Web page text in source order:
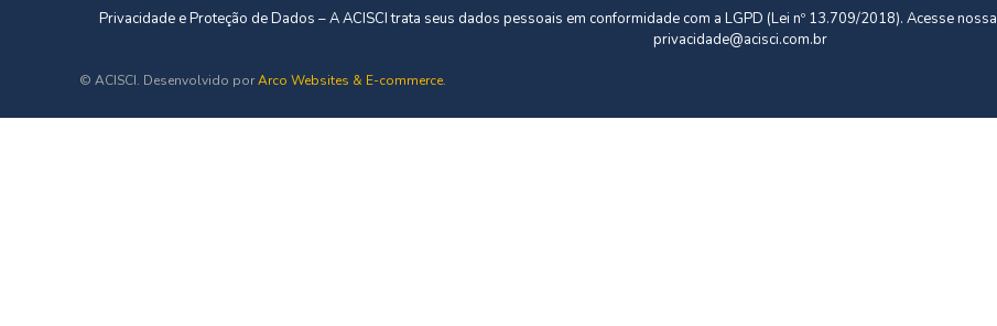
Privacidade e Proteção de Dados – A ACISCI trata seus dados pessoais em conformidade com a LGPD (Lei nº 13.709/2018). Acesse nossa
privacidade@acisci.com.br
© ACISCI. Desenvolvido porArco Websites & E-commerce.